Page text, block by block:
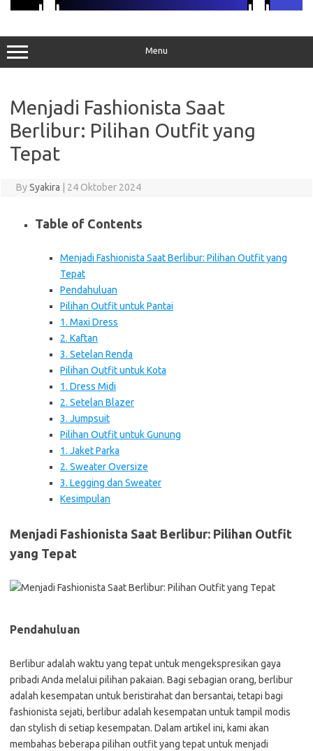
Menu
Menjadi Fashionista Saat
Berlibur: Pilihan Outfit yang
Tepat
BySyakira 24 Oktober 2024
Table of Contents
Menjadi Fashionista Saat Berlibur: Pilihan Outfit yang
Tepat
Pendahuluan
Pilihan Outfit untuk Pantai
1. Maxi Dress
2. Kaftan
3. Setelan Renda
Pilihan Outfit untuk Kota
1. Dress Midi
2. Setelan Blazer
3. Jumpsuit
Pilihan Outfit untuk Gunung
1. Jaket Parka
2. Sweater Oversize
3. Legging dan Sweater
Kesimpulan
Menjadi Fashionista Saat Berlibur: Pilihan Outfit
yang Tepat
Pendahuluan
Berlibur adalah waktu yang tepat untuk mengekspresikan gaya
pribadi Anda melalui pilihan pakaian. Bagi sebagian orang, berlibur
adalah kesempatan untuk beristirahat dan bersantai, tetapi bagi
fashionista sejati, berlibur adalah kesempatan untuk tampil modis
dan stylish di setiap kesempatan. Dalam artikel ini, kami akan
membahas beberapa pilihan outfit yang tepat untuk menjadi